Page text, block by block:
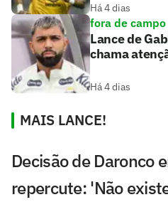
Há 4 dias
fora de campo
Lance de
chama
Há 4 dias
MAIS LANCE!
Decisão de Daronco
repercute: 'Não